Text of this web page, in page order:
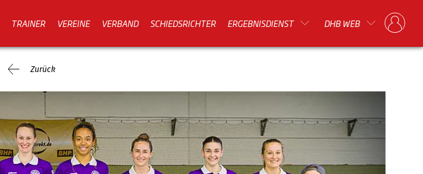
TRAINER VEREINE VERBAND SCHIEDSRICHTER ERGEBNISDIENST DHB WEB
Zurück